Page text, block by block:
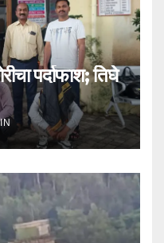
पर्दाफाश; तिघे